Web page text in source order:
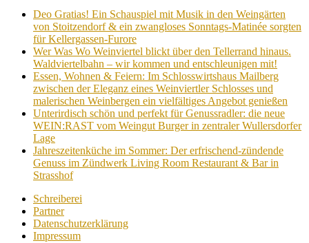
Deo Gratias! Ein Schauspiel mit Musik in den Weingärten
von Stoitzendorf & ein zwangloses Sonntags-Matinée sorgten
für Kellergassen-Furore
Wer Was Wo Weinviertel blickt über den Tellerrand hinaus.
Waldviertelbahn – wir kommen und entschleunigen mit!
Essen, Wohnen & Feiern: Im Schlosswirtshaus Mailberg
zwischen der Eleganz eines Weinviertler Schlosses und
malerischen Weinbergen ein vielfältiges Angebot genießen
Unterirdisch schön und perfekt für Genussradler: die neue
WEIN:RAST vom Weingut Burger in zentraler Wullersdorfer
Lage
Jahreszeitenküche im Sommer: Der erfrischend-zündende
Genuss im Zündwerk Living Room Restaurant & Bar in
Strasshof
Schreiberei
Partner
Datenschutzerklärung
Impressum